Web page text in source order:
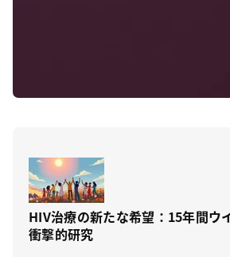
HIV治療の新たな希望：15年間ウ
衝撃的研究